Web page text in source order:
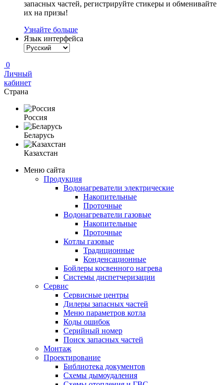
запасных частей, регистрируйте стикеры и обменивайте
их на призы!
Узнайте больше
Язык интерфейса
0
Личный
кабинет
Страна
Россия
Беларусь
Казахстан
Меню сайта
Продукция
Водонагреватели электрические
Накопительные
Проточные
Водонагреватели газовые
Накопительные
Проточные
Котлы газовые
Традиционные
Конденсационные
Бойлеры косвенного нагрева
Системы диспетчеризации
Сервис
Сервисные центры
Дилеры запасных частей
Меню параметров котла
Коды ошибок
Серийный номер
Поиск запасных частей
Монтаж
Проектирование
Библиотека документов
Схемы дымоудаления